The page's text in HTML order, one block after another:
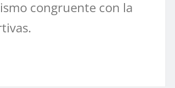
congruente con la